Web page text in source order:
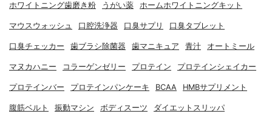
ホワイトニング歯磨き粉 うがい薬 ホームホワイトニングキット
マウスウォッシュ 口腔洗浄器 口臭サプリ 口臭タブレット
口臭チェッカー 歯ブラシ除菌器 歯マニキュア 青汁 オートミール
マヌカハニー コラーゲンゼリー プロテイン プロテインシェイカー
プロテインバー プロテインパンケーキ BCAA HMBサプリメント
腹筋ベルト 振動マシン ボディスーツ ダイエットスリッパ